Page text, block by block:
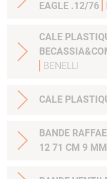
EAGLE .12/76
CALE
BENELLI
CALE
BANDE RAFFAELLO BE DIAMOND D ORIGINE CAL
12 71 CM 9 MM